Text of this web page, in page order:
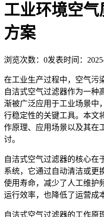
工业环境空
方案
浏览次数： 0发表时间：
在工业生产过程中，空气污
自洁式空气过滤器作为一种
渐被广泛应用于工业场景中
行稳定性的关键工具。本文
作原理、应用场景以及其在
讨。
自洁式空气过滤器的核心在
系统，它通过自动清洁或更
使用寿命，减少了人工维护
运行效率，也降低了运营成
自洁式空气过滤器的工作原